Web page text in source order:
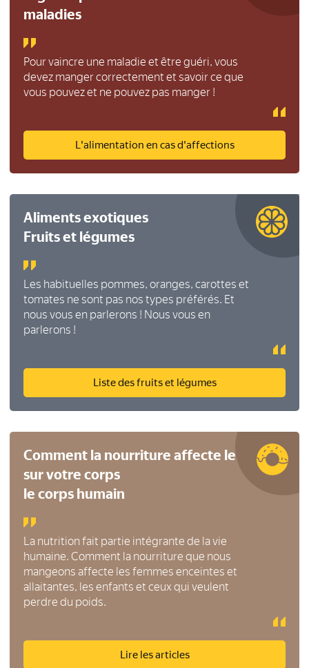
maladies
Pour vaincre une maladie et être guéri, vous
devez manger correctement et savoir ce que
vous pouvez et ne pouvez pas manger !
L'alimentation en cas d'affections
Aliments exotiques
Fruits et légumes
Les habituelles pommes, oranges, carottes et
tomates ne sont pas nos types préférés. Et
nous vous en parlerons ! Nous vous en
parlerons !
Liste des fruits et légumes
Comment la nourriture affecte le corps
sur votre corps
le corps humain
La nutrition fait partie intégrante de la vie
humaine. Comment la nourriture que nous
mangeons affecte les femmes enceintes et
allaitantes, les enfants et ceux qui veulent
perdre du poids.
Lire les articles